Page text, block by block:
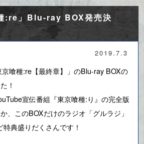
:re」Blu-ray BOX発売決
2019.7.3
京喰種:re【最終章】」のBlu-ray BOXの
！
宣伝番組『東京喰種:り』の完全版
、 このBOXだけのラジオ「グルラジ」
典盛りだくさんです！